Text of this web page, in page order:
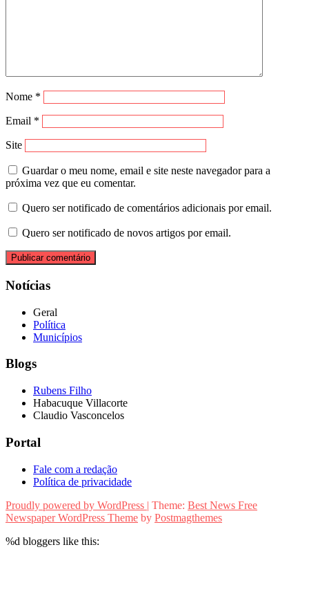
Nome *
Email *
Site
Guardar o meu nome, email e site neste navegador para a
próxima vez que eu comentar.
Quero ser notificado de comentários adicionais por email.
Quero ser notificado de novos artigos por email.
Notícias
Geral
Política
Municípios
Blogs
Rubens Filho
Habacuque Villacorte
Claudio Vasconcelos
Portal
Fale com a redação
Política de privacidade
Proudly powered by WordPress | Theme: Best News Free
Newspaper WordPress Theme by Postmagthemes
%d bloggers like this: